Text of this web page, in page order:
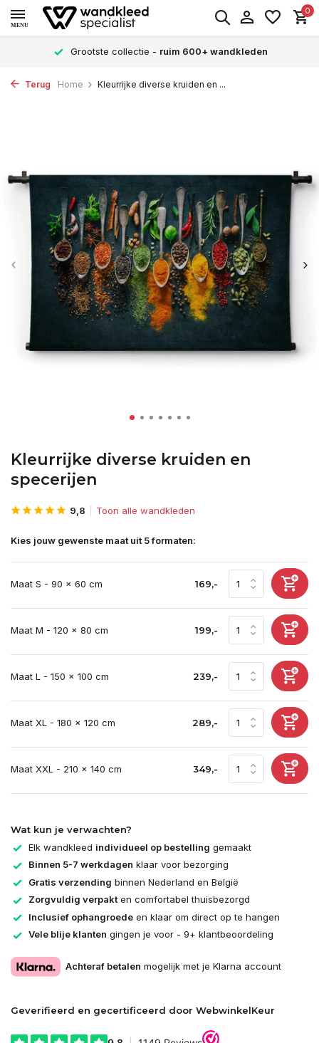
MENU
0
Grootste collectie - ruim 600+ wandkleden
Terug Home Kleurrijke diverse kruiden en ...
Kleurrijke diverse kruiden en
specerijen
9,8 Toon alle wandkleden
Kies jouw gewenste maat uit 5 formaten:
Maat S - 90 x 60 cm 169,-
Maat M - 120 x 80 cm 199,-
Maat L - 150 x 100 cm 239,-
Maat XL - 180 x 120 cm 289,-
Maat XXL - 210 x 140 cm 349,-
Wat kun je verwachten?
Elk wandkleed individueel op bestelling gemaakt
Binnen 5-7 werkdagen klaar voor bezorging
Gratis verzending binnen Nederland en België
Zorgvuldig verpakten comfortabel thuisbezorgd
Inclusief ophangroede en klaar om direct op te hangen
Vele blije klanten gingen je voor - 9+ klantbeoordeling
Achteraf betalen mogelijk met je Klarna account
Geverifieerd en gecertificeerd door WebwinkelKeur